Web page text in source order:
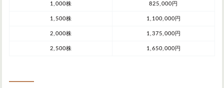
1,000株 825,000円
1,500株 1,100,000円
2,000株 1,375,000円
2,500株 1,650,000円